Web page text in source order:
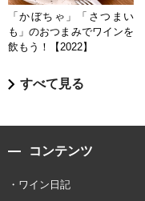
「かぼちゃ」「さつまい
も」のおつまみでワインを
飲もう！【2022】
すべて見る
コンテンツ
ワイン日記